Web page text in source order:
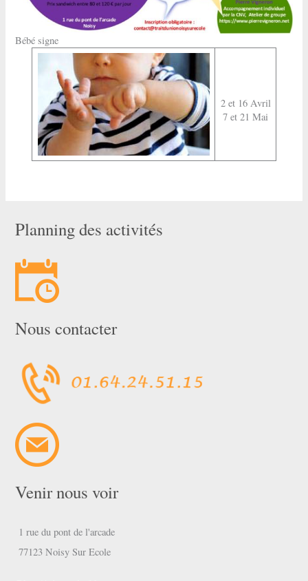
Bébé signe
2 et 16 Avril
7 et 21 Mai
Planning des activités
Nous contacter
Venir nous voir
1 rue du pont de l'arcade
77123 Noisy Sur Ecole